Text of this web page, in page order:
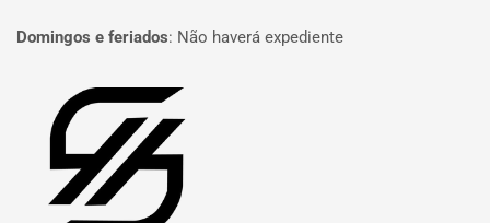
Domingos e feriados: Não haverá expediente
Página inicial